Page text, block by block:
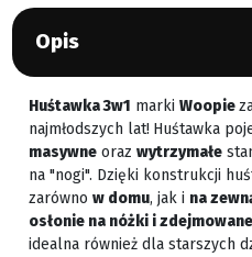
Opis
Huśtawka 3w1 marki Woopie
najmłodszych lat! Huśtawka
masywneoraz wytrzymałe
na "nogi". Dzięki konstrukcji
zarówno w domu, jak i na
osłonie na nóżki i
idealna również dla starszych